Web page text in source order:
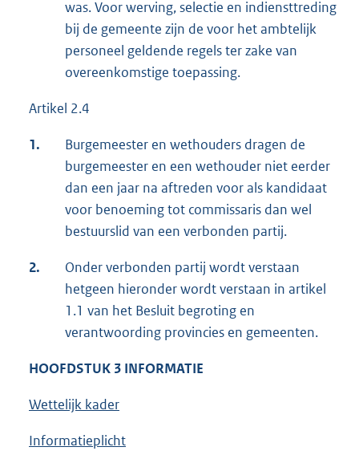
was. Voor werving, selectie en indiensttreding
bij de gemeente zijn de voor het ambtelijk
personeel geldende regels ter zake van
overeenkomstige toepassing.
Artikel 2.4
1.
Burgemeester en wethouders dragen de
burgemeester en een wethouder niet eerder
dan een jaar na aftreden voor als kandidaat
voor benoeming tot commissaris dan wel
bestuurslid van een verbonden partij.
2.
Onder verbonden partij wordt verstaan
hetgeen hieronder wordt verstaan in artikel
1.1 van het Besluit begroting en
verantwoording provincies en gemeenten.
HOOFDSTUK 3 INFORMATIE
Wettelijk kader
Informatieplicht